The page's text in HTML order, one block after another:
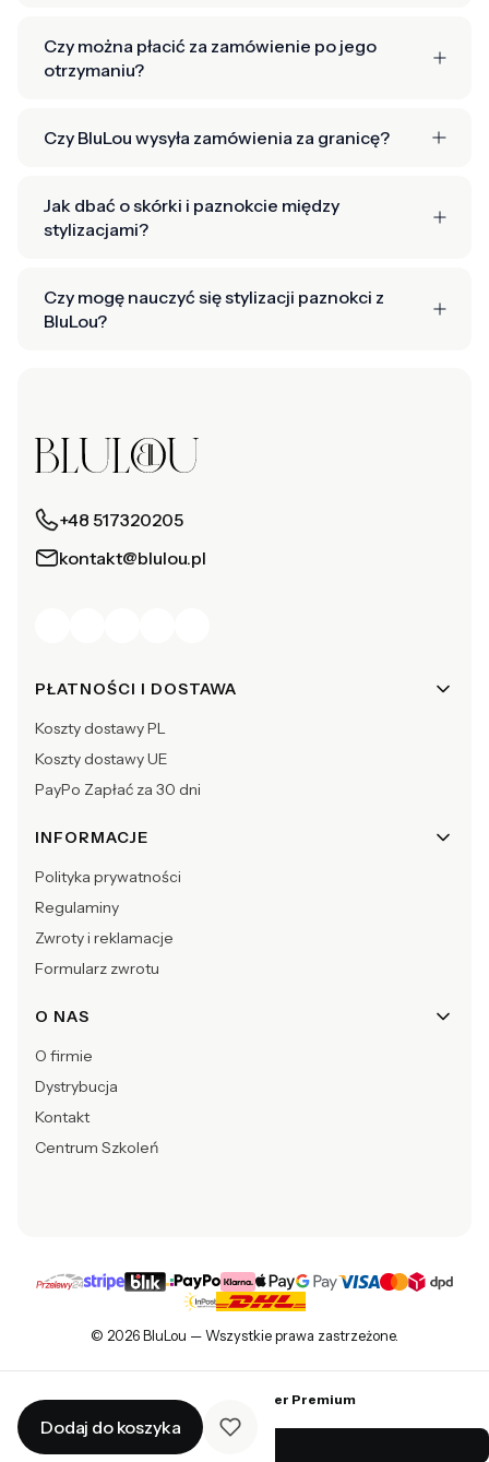
Czy można płacić za zamówienie po jego
otrzymaniu?
Czy BluLou wysyła zamówienia za granicę?
Jak dbać o skórki i paznokcie między
stylizacjami?
Czy mogę nauczyć się stylizacji paznokci z
BluLou?
+48 517320205
kontakt@blulou.pl
Linki w stopce
PŁATNOŚCI I DOSTAWA
Koszty dostawy PL
Koszty dostawy UE
PayPo Zapłać za 30 dni
INFORMACJE
Polityka prywatności
Regulaminy
Zwroty i reklamacje
Formularz zwrotu
O NAS
O firmie
Dystrybucja
Kontakt
Centrum Szkoleń
© 2026 BluLou — Wszystkie prawa zastrzeżone.
Sklep internetowy Shoper Premium
Dodaj do koszyka